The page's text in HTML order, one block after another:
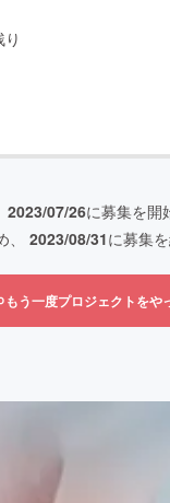
2023/07/26に募集を開
、 2023/08/31に募集
もう一度プロジェクトをや